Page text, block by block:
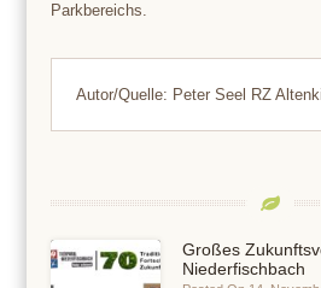
Parkbereichs.
Autor/Quelle: Peter Seel RZ
Großes
Niederfischbach